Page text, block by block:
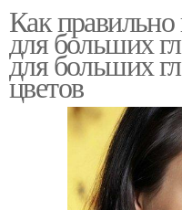
Большие глаза
Стрелки для больших
глаз
Как
для больших
для больших
цветов